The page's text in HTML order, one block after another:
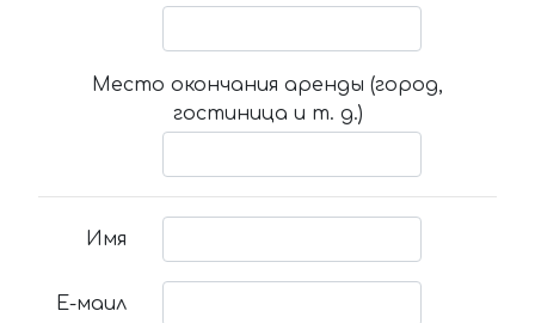
Место окончания аренды (город,
гостиница и т. д.)
Имя
Е-маил